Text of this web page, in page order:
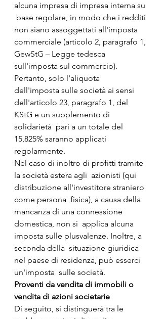
alcuna impresa di impresa interna su
base regolare, in modo che i redditi
non siano assoggettati all'imposta
commerciale (articolo 2, paragrafo 1,
GewStG – Legge tedesca
sull'imposta sul commercio).
Pertanto, solo l'aliquota
dell'imposta sulle società ai sensi
dell'articolo 23, paragrafo 1, del
KStG e un supplemento di
solidarietà  pari a un totale del
15,825% saranno applicati
regolarmente.
Nel caso di inoltro di profitti tramite
la società estera agli  azionisti (qui
distribuzione all'investitore straniero
come persona  fisica), a causa della
mancanza di una connessione
domestica, non si  applica alcuna
imposta sulle plusvalenze. Inoltre, a
seconda della  situazione giuridica
nel paese di residenza, può esserci
un'imposta  sulle società.
Proventi da vendita di immobili o
vendita di azioni societarie
Di seguito, si distinguerà tra le